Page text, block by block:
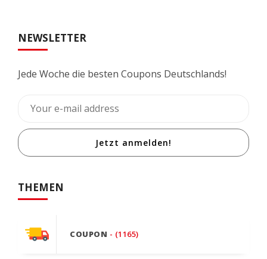
NEWSLETTER
Jede Woche die besten Coupons Deutschlands!
Jetzt anmelden!
THEMEN
COUPON - (1165)